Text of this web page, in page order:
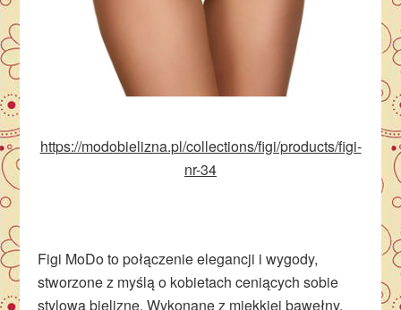
https://modobielizna.pl/collections/figi/products/figi-
nr-34
Figi MoDo to połączenie elegancji i wygody,
stworzone z myślą o kobietach ceniących sobie
stylową bieliznę. Wykonane z miękkiej bawełny,